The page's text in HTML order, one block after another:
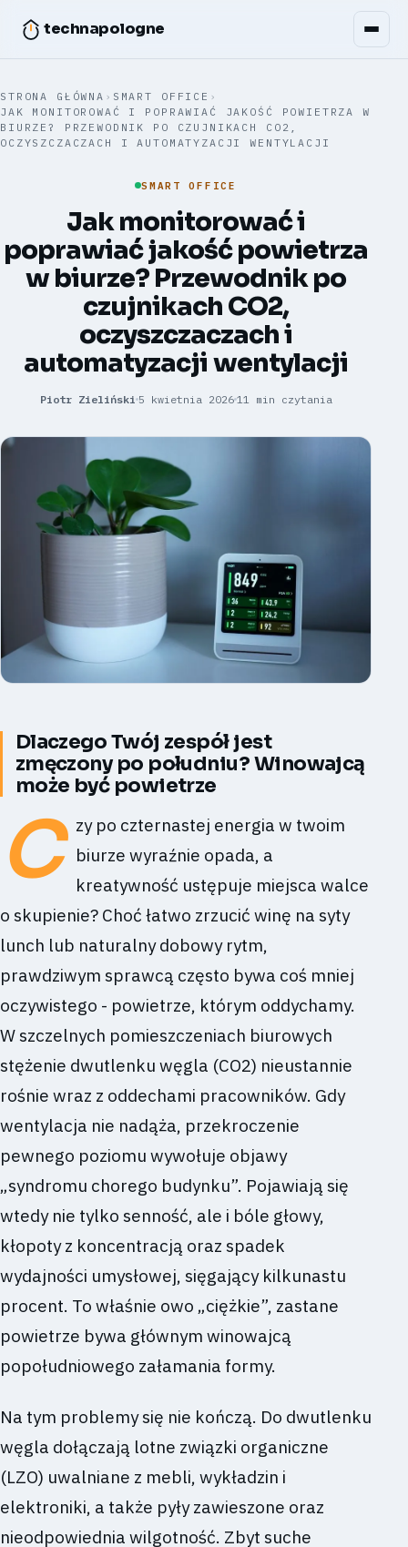
technapologne
STRONA GŁÓWNA › SMART OFFICE ›
JAK MONITOROWAĆ I POPRAWIAĆ JAKOŚĆ POWIETRZA W
BIURZE? PRZEWODNIK PO CZUJNIKACH CO2,
OCZYSZCZACZACH I AUTOMATYZACJI WENTYLACJI
SMART OFFICE
Jak monitorować i
poprawiać jakość powietrza
w biurze? Przewodnik po
czujnikach CO2,
oczyszczaczach i
automatyzacji wentylacji
Piotr Zieliński 5 kwietnia 2026 11 min czytania
Dlaczego Twój zespół jest
zmęczony po południu? Winowajcą
może być powietrze
C
zy po czternastej energia w twoim
biurze wyraźnie opada, a
kreatywność ustępuje miejsca walce
o skupienie? Choć łatwo zrzucić winę na syty
lunch lub naturalny dobowy rytm,
prawdziwym sprawcą często bywa coś mniej
oczywistego - powietrze, którym oddychamy.
W szczelnych pomieszczeniach biurowych
stężenie dwutlenku węgla (CO2) nieustannie
rośnie wraz z oddechami pracowników. Gdy
wentylacja nie nadąża, przekroczenie
pewnego poziomu wywołuje objawy
„syndromu chorego budynku”. Pojawiają się
wtedy nie tylko senność, ale i bóle głowy,
kłopoty z koncentracją oraz spadek
wydajności umysłowej, sięgający kilkunastu
procent. To właśnie owo „ciężkie”, zastane
powietrze bywa głównym winowajcą
popołudniowego załamania formy.
Na tym problemy się nie kończą. Do dwutlenku
węgla dołączają lotne związki organiczne
(LZO) uwalniane z mebli, wykładzin i
elektroniki, a także pyły zawieszone oraz
nieodpowiednia wilgotność. Zbyt suche